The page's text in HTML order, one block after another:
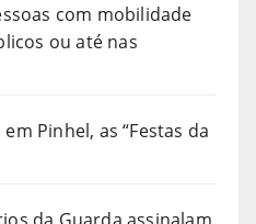
com mobilidade
ou até nas
Pinhel, as “Festas da